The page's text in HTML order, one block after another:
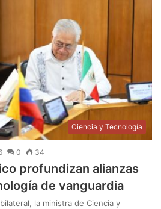
Ciencia y Tecnología
0 34
profundizan alianzas
de vanguardia
la ministra de Ciencia y